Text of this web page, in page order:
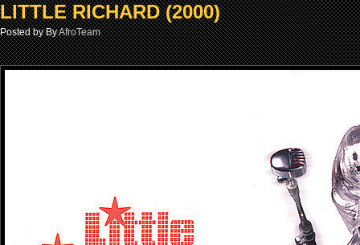
LITTLE RICHARD (2000)
Posted by ByAfroTeam